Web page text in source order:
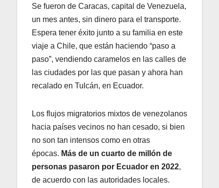
Se fueron de Caracas, capital de Venezuela,
un mes antes, sin dinero para el transporte.
Espera tener éxito junto a su familia en este
viaje a Chile, que están haciendo “paso a
paso”, vendiendo caramelos en las calles de
las ciudades por las que pasan y ahora han
recalado en Tulcán, en Ecuador.
Los flujos migratorios mixtos de venezolanos
hacia países vecinos no han cesado, si bien
no son tan intensos como en otras
épocas. Más de un cuarto de millón de
personas pasaron por Ecuador en 2022,
de acuerdo con las autoridades locales.